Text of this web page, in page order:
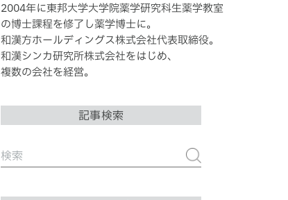
2004年に東邦大学大学院薬学研究科生薬学教室
の博士課程を修了し薬学博士に。
和漢方ホールディングス株式会社代表取締役。
和漢シンカ研究所株式会社をはじめ、
複数の会社を経営。
記事検索